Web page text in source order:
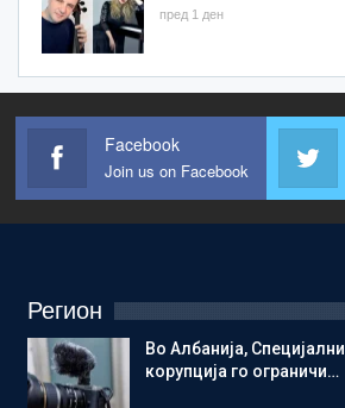
пред 1 ден
Facebook
Join us on Facebook
Регион
Во Албанија,
корупција го ограничи…